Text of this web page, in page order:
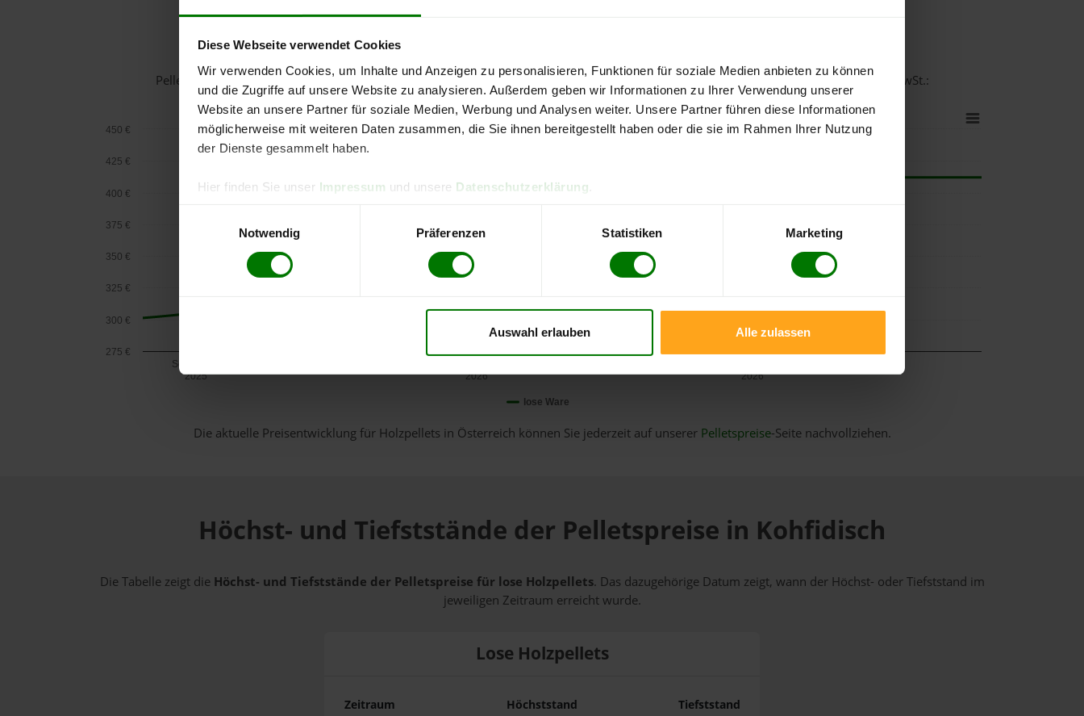
Diese Webseite verwendet Cookies
Wir verwenden Cookies, um Inhalte und Anzeigen zu personalisieren, Funktionen für soziale Medien anbieten zu können
und die Zugriffe auf unsere Website zu analysieren. Außerdem geben wir Informationen zu Ihrer Verwendung unserer
Website an unsere Partner für soziale Medien, Werbung und Analysen weiter. Unsere Partner führen diese Informationen
möglicherweise mit weiteren Daten zusammen, die Sie ihnen bereitgestellt haben oder die sie im Rahmen Ihrer Nutzung
der Dienste gesammelt haben.
Hier finden Sie unser Impressum und unsere Datenschutzerklärung
Notwendig
Präferenzen Statistiken Marketing
Auswahl erlauben Alle zulassen
Holzpellets-Chart für Kohfidisch
Pelletspreise in Kohfidisch für 1 Tonne bei Abnahmevon 6 Tonnen loser Ware in DINplus-/ENplus-Qualität bei einer Lieferstelle inkl. MwSt.:
lose Ware
September
2025
2026
2026
275 €
300 €
325 €
350 €
375 €
400 €
425 €
450 €
Die aktuelle Preisentwicklung für Holzpellets in Österreich können Sie jederzeit auf unserer Pelletspreise-Seite nachvollziehen.
Höchst- und Tiefststände der Pelletspreise in Kohfidisch
Die Tabelle zeigt die Höchst- und Tiefststände der Pelletspreise für lose Holzpellets. Das dazugehörige Datum zeigt, wann der Höchst- oder Tiefststand im
jeweiligen Zeitraum erreicht wurde.
Lose Holzpellets
Zeitraum Höchststand
Tiefststand